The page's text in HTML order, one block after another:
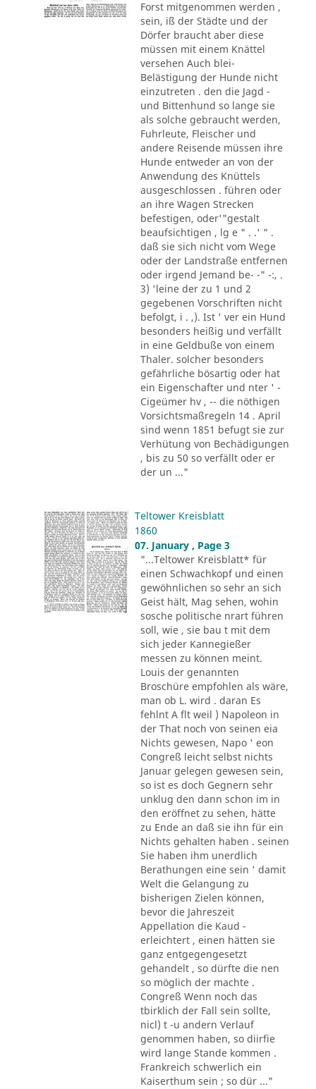
Forst mitgenommen werden ,
sein, iß der Städte und der
Dörfer braucht aber diese
müssen mit einem Knättel
versehen Auch blei-
Belästigung der Hunde nicht
einzutreten . den die Jagd -
und Bittenhund so lange sie
als solche gebraucht werden,
Fuhrleute, Fleischer und
andere Reisende müssen ihre
Hunde entweder an von der
Anwendung des Knüttels
ausgeschlossen . führen oder
an ihre Wagen Strecken
befestigen, oder'"gestalt
beaufsichtigen , lg e " . .' " .
daß sie sich nicht vom Wege
oder der Landstraße entfernen
oder irgend Jemand be- -" -:, .
3) 'leine der zu 1 und 2
gegebenen Vorschriften nicht
befolgt, i . ,). Ist ' ver ein Hund
besonders heißig und verfällt
in eine Geldbuße von einem
Thaler. solcher besonders
gefährliche bösartig oder hat
ein Eigenschafter und nter ' -
Cigeümer hv , -- die nöthigen
Vorsichtsmaßregeln 14 . April
sind wenn 1851 befugt sie zur
Verhütung von Bechädigungen
, bis zu 50 so verfällt oder er
der un ..."
Teltower Kreisblatt
1860
07. January , Page 3
"...Teltower Kreisblatt* für
einen Schwachkopf und einen
gewöhnlichen so sehr an sich
Geist hält, Mag sehen, wohin
sosche politische nrart führen
soll, wie , sie bau t mit dem
sich jeder Kannegießer
messen zu können meint.
Louis der genannten
Broschüre empfohlen als wäre,
man ob L. wird . daran Es
fehlnt A flt weil ) Napoleon in
der That noch von seinen eia
Nichts gewesen, Napo ' eon
Congreß leicht selbst nichts
Januar gelegen gewesen sein,
so ist es doch Gegnern sehr
unklug den dann schon im in
den eröffnet zu sehen, hätte
zu Ende an daß sie ihn für ein
Nichts gehalten haben . seinen
Sie haben ihm unerdlich
Berathungen eine sein ' damit
Welt die Gelangung zu
bisherigen Zielen können,
bevor die Jahreszeit
Appellation die Kaud -
erleichtert , einen hätten sie
ganz entgegengesetzt
gehandelt , so dürfte die nen
so möglich der machte .
Congreß Wenn noch das
tbirklich der Fall sein sollte,
nicl) t -u andern Verlauf
genommen haben, so diirfie
wird lange Stande kommen .
Frankreich schwerlich ein
Kaiserthum sein ; so dür ..."